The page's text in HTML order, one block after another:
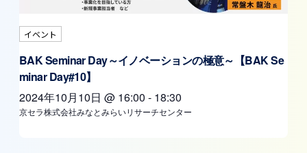
イベント
BAK Seminar Day～イノベーションの極意～【BAK Se
minar Day#10】
2024年10月10日 @ 16:00 - 18:30
京セラ株式会社みなとみらいリサーチセンター